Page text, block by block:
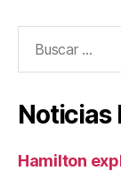
Noticias
Hamilton